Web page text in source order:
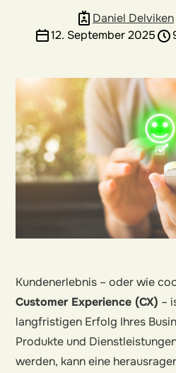
Daniel Delviken
12. September 2025
Kundenerlebnis – oder wie
Customer Experience (CX) –
langfristigen Erfolg Ihres
Produkte und
werden, kann eine